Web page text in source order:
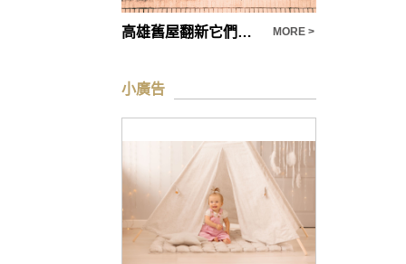
高雄舊屋翻新它們將成為一種成本救星 MORE >
小廣告